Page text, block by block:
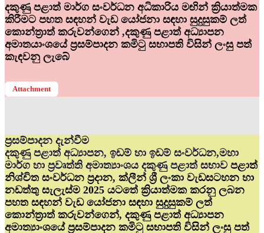
දකුණු පළාත් මාර්ග සංවර්ධන අධිකාරිය මඟින් ක්‍රියාත්මක
කිරීමට පහත සඳහන් වැඩ යෝජනා සඳහා සුදුසුකම් ලත්
කොන්ත්‍රාත් කරුවන්ගෙන් ,දකුණු පළාත් අධ්‍යාපන
අමාතයාංශයේ ප්‍රසම්පාදන කමිටු සභාපති විසින් ලංසු පත්
කැඳවනු ලැබේ
Attachment
ප්‍රසම්පාදන දැන්වීම
දකුණු පළාත් අධ්‍යාපන, ඉඩම් හා ඉඩම් සංවර්ධන,මහා
මාර්ග හා ප්‍රවෘත්ති අමාත්‍යාංශය දකුණු පළාත් සභාව පළාත්
නිශ්චිත සංවර්ධන ප්‍රදාන, ක්ලීන් ශ්‍රී ලංකා වැඩසටහන හා
නඩත්තු සැලැස්ම 2025 යටතේ ක්‍රියාත්මක කරනු ලබන
පහත සඳහන් වැඩ යෝජනා සඳහා සුදුසුකම් ලත්
කොන්ත්‍රාත් කරුවන්ගෙන්, දකුණු පළාත් අධ්‍යාපන
අමාත්‍යාංශයේ ප්‍රසම්පාදන කමිටු සභාපති විසින් ලංසු පත්